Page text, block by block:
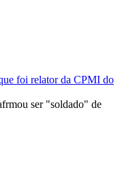
foi relator da CPMI do
ser "soldado" de